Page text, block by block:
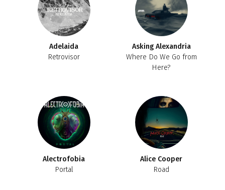
Adelaida
Retrovisor
Asking Alexandria
Where Do We Go from
Here?
Alectrofobia
Portal
Alice Cooper
Road